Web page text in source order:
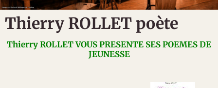
Thierry ROLLET poète
Thierry ROLLET VOUS PRESENTE SES POEMES DE
JEUNESSE